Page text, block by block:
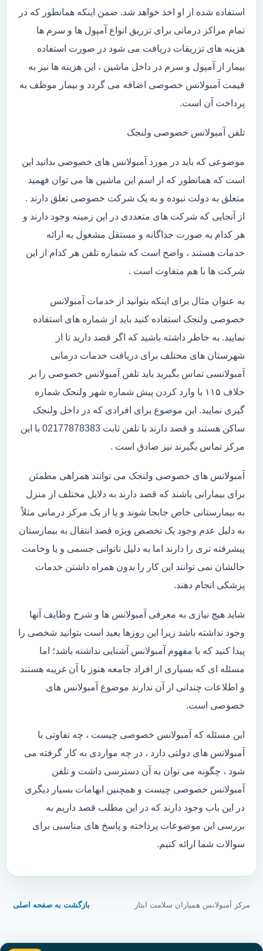
استفاده شده از او اخذ خواهد شد. ضمن اینکه همانطور که در
تمام مراکز درمانی برای تزریق انواع آمپول ها و سرم ها
هزینه های تزریقات دریافت می شود در صورت استفاده
بیمار از آمپول و سرم در داخل ماشین ، این هزینه ها نیز به
قیمت آمبولانس خصوصی اضافه می گردد و بیمار موظف به
پرداخت آن است.
تلفن آمبولانس خصوصی ولنجک
موضوعی که باید در مورد آمبولانس های خصوصی بدانید این
است که همانطور که از اسم این ماشین ها می توان فهمید
متعلق به دولت نبوده و به یک شرکت خصوصی تعلق دارند .
از آنجایی که شرکت های متعددی در این زمینه وجود دارند و
هر کدام به صورت جداگانه و مستقل مشغول به ارائه
خدمات هستند ، واضح است که شماره تلفن هر کدام از این
شرکت ها با هم متفاوت است .
به عنوان مثال برای اینکه بتوانید از خدمات آمبولانس
خصوصی ولنجک استفاده کنید باید از شماره های استفاده
نمایید. به خاطر داشته باشید که اگر قصد دارید تا از
شهرستان های مختلف برای دریافت خدمات درمانی
آمبولانسی تماس بگیرید باید تلفن آمبولانس خصوصی را بر
خلاف ۱۱۵ با وارد کردن پیش شماره شهر ولنجک شماره
گیری نمایید. این موضوع برای افرادی که در داخل ولنجک
ساکن هستند و قصد دارند با تلفن ثابت 02177878383 با این
مرکز تماس بگیرند نیز صادق است .
آمبولانس های خصوصی ولنجک می توانند همراهی مطمئن
برای بیمارانی باشند که قصد دارند به دلایل مختلف از منزل
به بیمارستانی خاص جابجا شوند و یا از یک مرکز درمانی مثلاً
به دلیل عدم وجود یک تخصص ویژه قصد انتقال به بیمارستان
پیشرفته تری را دارند اما به دلیل ناتوانی جسمی و یا وخامت
حالشان نمی توانند این کار را بدون همراه داشتن خدمات
پزشکی انجام دهند.
شاید هیچ نیازی به معرفی آمبولانس ها و شرح وظایف آنها
وجود نداشته باشد زیرا این روزها بعید است بتوانید شخصی را
پیدا کنید که با مفهوم آمبولانس آشنایی نداشته باشد؛ اما
مسئله ای که بسیاری از افراد جامعه هنوز با آن غریبه هستند
و اطلاعات چندانی از آن ندارند موضوع آمبولانس های
خصوصی است.
این مسئله که آمبولانس خصوصی چیست ، چه تفاوتی با
آمبولانس های دولتی دارد ، در چه مواردی به کار گرفته می
شود ، چگونه می توان به آن دسترسی داشت و تلفن
آمبولانس خصوصی چیست و همچنین ابهامات بسیار دیگری
در این باب وجود دارند که در این مطلب قصد داریم به
بررسی این موضوعات پرداخته و پاسخ های مناسبی برای
سوالات شما ارائه کنیم.
مرکز آمبولانس همیاران سلامت ایثار بازگشت به صفحه اصلی